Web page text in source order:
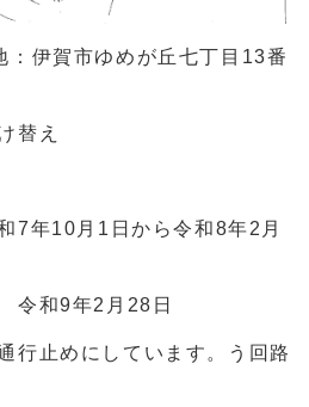
：伊賀市ゆめが丘七丁目13番
替え
年10月1日から令和8年2月
和9年2月28日
行止めにしています。う回路